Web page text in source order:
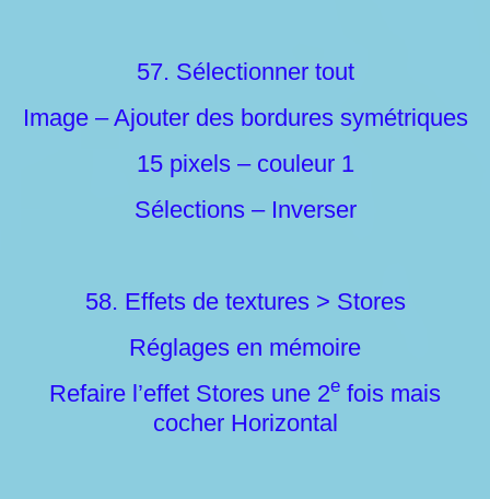
57. Sélectionner tout
Image – Ajouter des bordures symétriques
15 pixels – couleur 1
Sélections – Inverser
58. Effets de textures > Stores
Réglages en mémoire
Refaire l’effet Stores une 2e fois mais
cocher Horizontal